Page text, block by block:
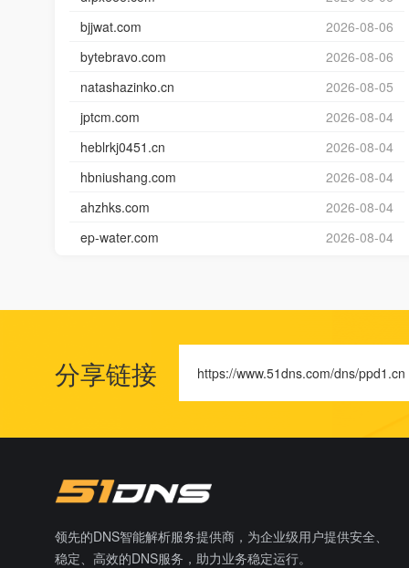
bjjwat.com
2026-08-06
bytebravo.com
2026-08-06
natashazinko.cn
2026-08-05
jptcm.com
2026-08-04
heblrkj0451.cn
2026-08-04
hbniushang.com
2026-08-04
ahzhks.com
2026-08-04
ep-water.com
2026-08-04
分享链接 https://www.51dns.com/dns/ppd1.cn
领先的DNS智能解析服务提供商，为企业级用户提供安全、
稳定、高效的DNS服务，助力业务稳定运行。